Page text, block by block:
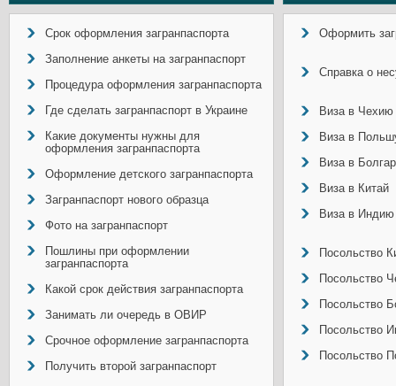
Срок оформления загранпаспорта
Заполнение анкеты на загранпаспорт
Процедура оформления загранпаспорта
Где сделать загранпаспорт в Украине
Какие документы нужны для
оформления загранпаспорта
Оформление детского загранпаспорта
Загранпаспорт нового образца
Фото на загранпаспорт
Пошлины при оформлении
загранпаспорта
Какой срок действия загранпаспорта
Занимать ли очередь в ОВИР
Срочное оформление загранпаспорта
Получить второй загранпаспорт
Оформить
Справка о
Виза в Чехию
Виза в
Виза в
Виза в Китай
Виза в Индию
Посольство
Посольство
Посольство
Посольство
Посольство